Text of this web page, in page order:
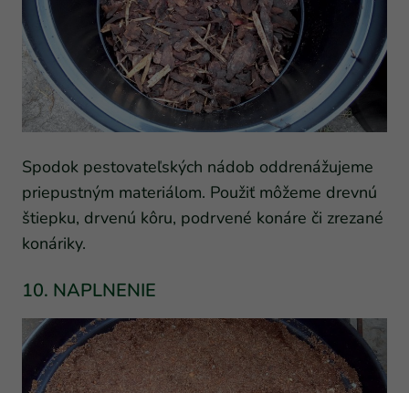
Spodok pestovateľských nádob oddrenážujeme
priepustným materiálom. Použiť môžeme drevnú
štiepku, drvenú kôru, podrvené konáre či zrezané
konáriky.
10. NAPLNENIE